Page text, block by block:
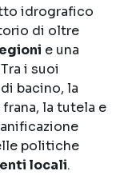
idrografico
di oltre
e una
i suoi
bacino, la
la tutela e
politiche
enti locali.